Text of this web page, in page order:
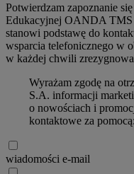
Potwierdzam zapoznanie
Edukacyjnej OANDA TMS
stanowi podstawę do
wsparcia telefonicznego w
w każdej chwili
Wyrażam zgodę na
S.A. informacji
o nowościach i
kontaktowe za pomocą:
wiadomości e-mail